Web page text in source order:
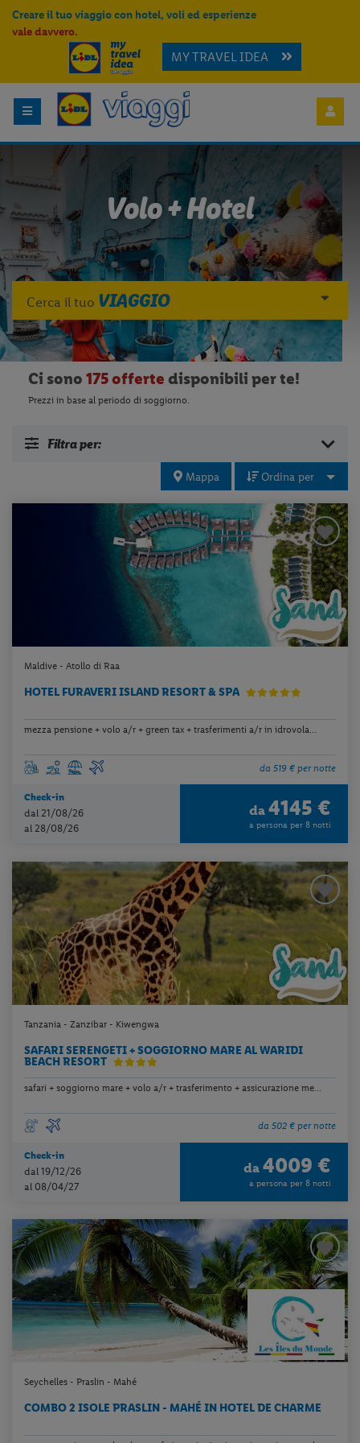
Creare il tuo viaggio con hotel, voli ed esperienze
vale davvero.
MY TRAVEL IDEA
Volo + Hotel
Cerca il tuo VIAGGIO
Ci sono175 offerte disponibili per te!
Prezzi in base al periodo di soggiorno.
Filtra per:
Mappa Ordina per
Maldive - Atollo di Raa
HOTEL FURAVERI ISLAND RESORT & SPA
mezza pensione + volo a/r + green tax + trasferimenti a/r in idrovola...
da 519 € per notte
Check-in
dal 21/08/26
al 28/08/26
da 4145 €
a persona per 8 notti
Tanzania - Zanzibar - Kiwengwa
SAFARI SERENGETI + SOGGIORNO MARE AL WARIDI
BEACH RESORT
safari + soggiorno mare + volo a/r + trasferimento + assicurazione me...
da 502 € per notte
Check-in
dal 19/12/26
al 08/04/27
da 4009 €
a persona per 8 notti
Seychelles - Praslin - Mahé
COMBO 2 ISOLE PRASLIN - MAHÉ IN HOTEL DE CHARME